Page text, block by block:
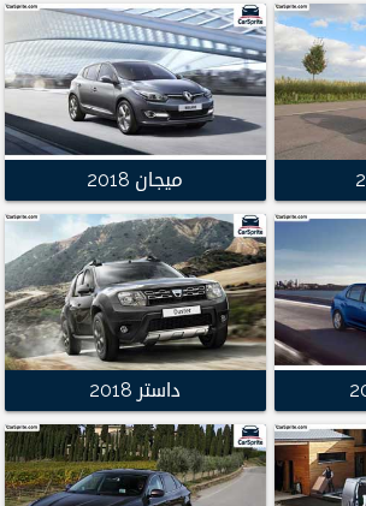
ميجان 2018
داستر 2018